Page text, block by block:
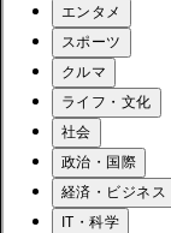
エンタメ
スポーツ
クルマ
ライフ・文化
社会
政治・国際
経済・ビジネス
IT・科学